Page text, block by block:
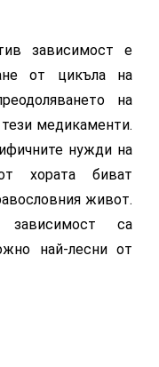
зависимост е
от цикъла на
на
медикаменти.
нужди на
хората биват
живот.
са
най-лесни от